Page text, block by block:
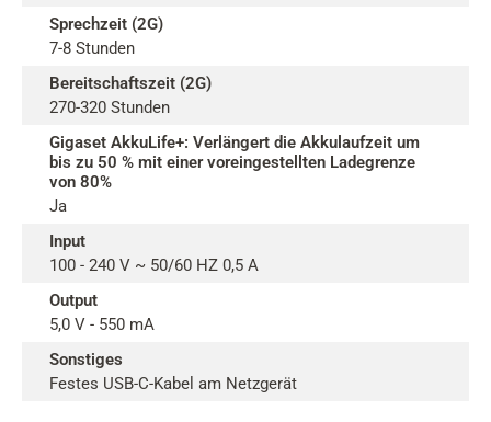
Sprechzeit (2G)
7-8 Stunden
Bereitschaftszeit (2G)
270-320 Stunden
Gigaset AkkuLife+: Verlängert die Akkulaufzeit um
bis zu 50 % mit einer voreingestellten Ladegrenze
von 80%
Ja
Input
100 - 240 V ~ 50/60 HZ 0,5 A
Output
5,0 V - 550 mA
Sonstiges
Festes USB-C-Kabel am Netzgerät